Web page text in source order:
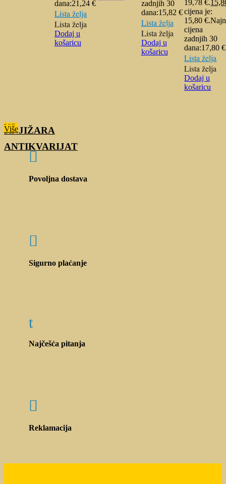
dana:21,24 €
Lista želja
Lista želja
Dodaj u
košaricu
zadnjih 30
dana:15,82 €
Lista želja
Lista želja
Dodaj u
košaricu
19,78 €.
cijena je:
15,80 €.
cijena
zadnjih 30
dana:17,80€
Lista želja
Lista želja
Dodaj u
košaricu
KNJIŽARA
Više
ANTIKVARIJAT
Više

Povoljna dostava

Sigurno plaćanje
t
Najčešća pitanja

Reklamacija